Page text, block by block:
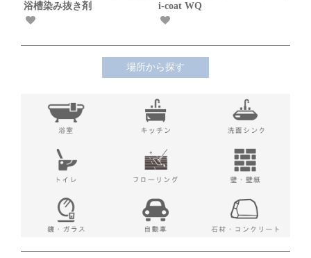
浴槽染み抜き剤 i-coat WQ
場所から探す